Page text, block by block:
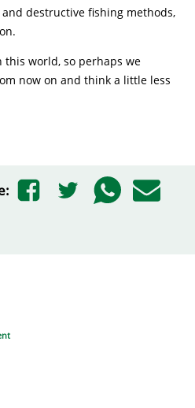
destructive fishing methods,
this world, so perhaps we
now on and think a little less